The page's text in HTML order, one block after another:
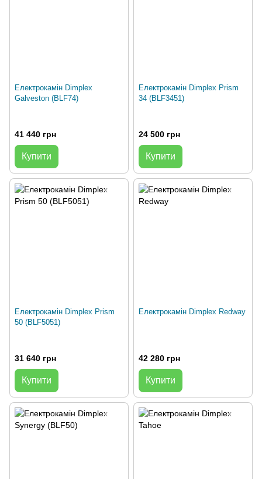
Електрокамін Dimplex
Galveston (BLF74)
41 440 грн
Купити
Електрокамін Dimplex Prism
34 (BLF3451)
24 500 грн
Купити
Електрокамін Dimplex Prism
50 (BLF5051)
31 640 грн
Купити
Електрокамін Dimplex Redway
42 280 грн
Купити